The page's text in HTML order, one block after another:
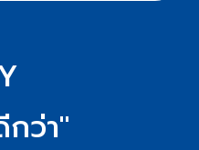
ว่า"